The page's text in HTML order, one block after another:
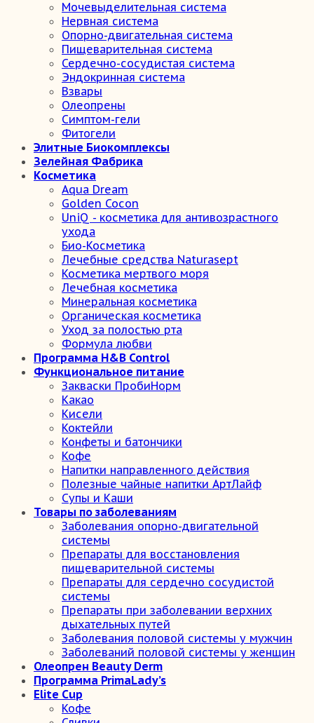
Мочевыделительная система
Нервная система
Опорно-двигательная система
Пищеварительная система
Сердечно-сосудистая система
Эндокринная система
Взвары
Олеопрены
Симптом-гели
Фитогели
Элитные Биокомплексы
Зелейная Фабрика
Косметика
Aqua Dream
Golden Cocon
UniQ - косметика для антивозрастного
ухода
Био-Косметика
Лечебные средства Naturasept
Косметика мертвого моря
Лечебная косметика
Минеральная косметика
Органическая косметика
Уход за полостью рта
Формула любви
Программа H&B Control
Функциональное питание
Закваски ПробиНорм
Какао
Кисели
Коктейли
Конфеты и батончики
Кофе
Напитки направленного действия
Полезные чайные напитки АртЛайф
Супы и Каши
Товары по заболеваниям
Заболевания опорно-двигательной
системы
Препараты для восстановления
пищеварительной системы
Препараты для сердечно сосудистой
системы
Препараты при заболевании верхних
дыхательных путей
Заболевания половой системы у мужчин
Заболеваний половой системы у женщин
Олеопрен Beauty Derm
Программа PrimaLady’s
Elite Cup
Кофе